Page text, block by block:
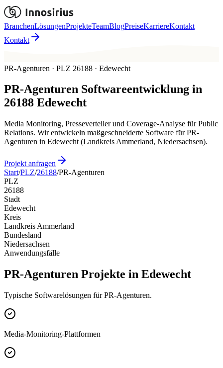
BranchenLösungenProjekteTeamBlogPreiseKarriereKontakt
Kontakt
PR-Agenturen · PLZ 26188 · Edewecht
PR-Agenturen Softwareentwicklung in
26188 Edewecht
Media Monitoring, Presseverteiler und Coverage-Analyse für Public
Relations. Wir entwickeln maßgeschneiderte Software für PR-
Agenturen in Edewecht (Landkreis Ammerland, Niedersachsen).
Projekt anfragen
Start/PLZ/26188/PR-Agenturen
PLZ
26188
Stadt
Edewecht
Kreis
Landkreis Ammerland
Bundesland
Niedersachsen
Anwendungsfälle
PR-Agenturen Projekte in Edewecht
Typische Softwarelösungen für PR-Agenturen.
Media-Monitoring-Plattformen